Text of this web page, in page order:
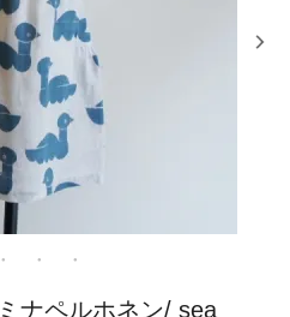
ナペルホネン/ sea